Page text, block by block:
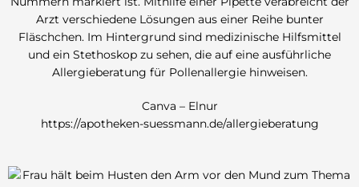
Canva – Elnur
https://apotheken-suessmann.de/allergieberatung